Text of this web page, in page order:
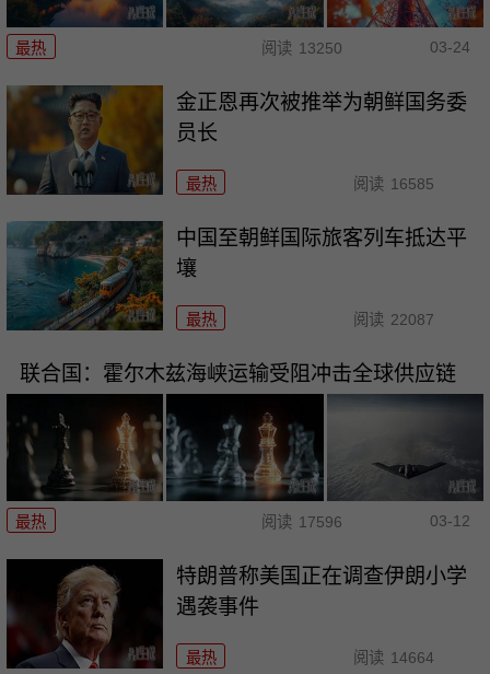
最热 阅读 13250 03-24
金正恩再次被推举为朝鲜国务委
员长
最热 阅读 16585
中国至朝鲜国际旅客列车抵达平
壤
最热 阅读 22087
联合国：霍尔木兹海峡运输受阻冲击全球供应链
最热 阅读 17596 03-12
特朗普称美国正在调查伊朗小学
遇袭事件
最热 阅读 14664